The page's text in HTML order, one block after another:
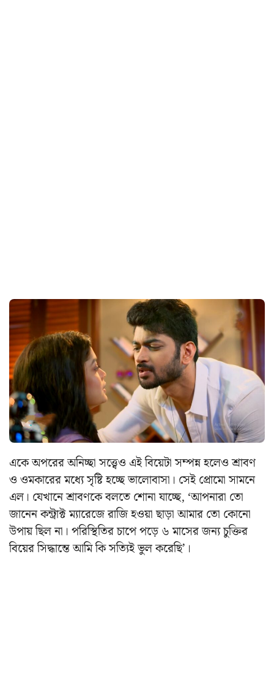
একে অপরের অনিচ্ছা সত্ত্বেও এই বিয়েটা সম্পন্ন হলেও শ্রাবণ
ও ওমকারের মধ্যে সৃষ্টি হচ্ছে ভালোবাসা। সেই প্রোমো সামনে
এল। যেখানে শ্রাবণকে বলতে শোনা যাচ্ছে, ‘আপনারা তো
জানেন কন্ট্রাক্ট ম্যারেজে রাজি হওয়া ছাড়া আমার তো কোনো
উপায় ছিল না। পরিস্থিতির চাপে পড়ে ৬ মাসের জন্য চুক্তির
বিয়ের সিদ্ধান্তে আমি কি সত্যিই ভুল করেছি’।